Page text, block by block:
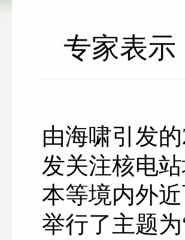
专家表示
由海啸引发
发关注核电
本等境内外
举行了主题